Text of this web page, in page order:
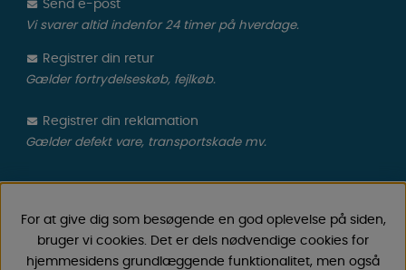
Send e-post
Vi svarer altid indenfor 24 timer på hverdage.
Registrer din retur
Gælder fortrydelseskøb, fejlkøb.
Registrer din reklamation
Gælder defekt vare, transportskade mv.
Vi har oparbejdet stor erfaring med campingvogne &
autocamper tilbehør gennem årene, fordi vi har
For at give dig som besøgende en god oplevelse på siden,
bruger vi cookies. Det er dels nødvendige cookies for
hjemmesidens grundlæggende funktionalitet, men også